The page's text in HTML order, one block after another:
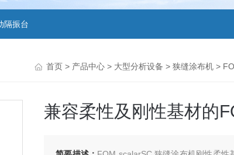
隔振台
首页 > 产品中心 > 大型分析设备 > 狭缝涂布机 >
兼容柔性及刚性基材的